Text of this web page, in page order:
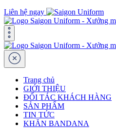
Liên hệ ngay
Trang chủ
GIỚI THIỆU
ĐỐI TÁC KHÁCH HÀNG
SẢN PHẨM
TIN TỨC
KHĂN BANDANA